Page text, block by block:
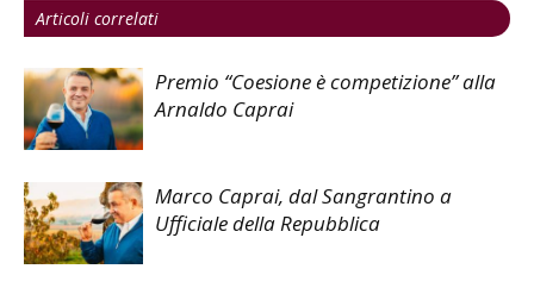
Articoli correlati
Premio “Coesione è competizione” alla
Arnaldo Caprai
Marco Caprai, dal Sangrantino a
Ufficiale della Repubblica